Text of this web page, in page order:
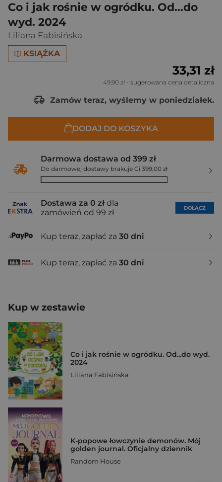
Co i jak rośnie w ogródku. Od...do
wyd. 2024
Liliana Fabisińska
KSIĄŻKA
33,31 zł
49,90 zł - sugerowana cena detaliczna
Zamów teraz, wyślemy w poniedziałek.
DODAJ DO KOSZYKA
Darmowa dostawa od 399 zł
Do darmowej dostawy brakuje Ci 399,00 zł
Dostawa za 0 zł dla
zamówień od 99 zł
DOŁĄCZ
Kup teraz, zapłać za 30 dni
Kup teraz, zapłać za 30 dni
Kup w zestawie
Co i jak rośnie w ogródku. Od...do wyd.
2024
Liliana Fabisińska
K-popowe łowczynie demonów. Mój
golden journal. Oficjalny dziennik
Random House